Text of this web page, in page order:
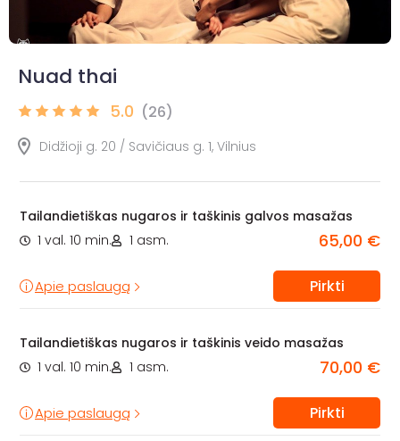
Nuad thai
5.0 (26)
Didžioji g. 20 / Savičiaus g. 1, Vilnius
Tailandietiškas nugaros ir taškinis galvos masažas
1 val. 10 min.
1 asm. 65,00 €
Apie paslaugą Pirkti
Tailandietiškas nugaros ir taškinis veido masažas
1 val. 10 min.
1 asm. 70,00 €
Apie paslaugą Pirkti